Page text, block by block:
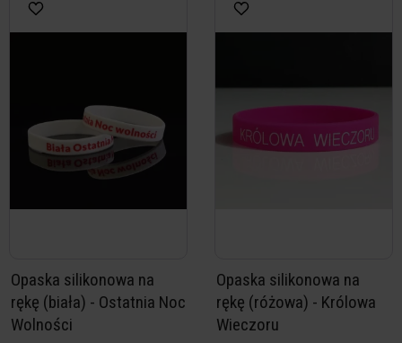
Opaska silikonowa na
rękę (biała) - Ostatnia Noc
Wolności
Opaska silikonowa na
rękę (różowa) - Królowa
Wieczoru